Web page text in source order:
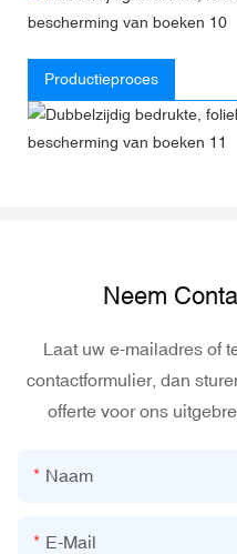
Productieproces
Neem
Laat uw e-mailadres of
contactformulier, dan
offerte voor ons
Naam
E-Mail